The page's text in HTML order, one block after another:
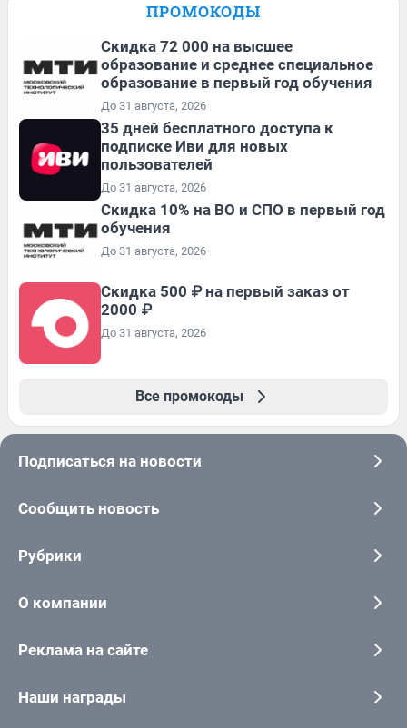
ПРОМОКОДЫ
Скидка 72 000 на высшее
образование и среднее специальное
образование в первый год обучения
До 31 августа, 2026
35 дней бесплатного доступа к
подписке Иви для новых
пользователей
До 31 августа, 2026
Скидка 10% на ВО и СПО в первый год
обучения
До 31 августа, 2026
Скидка 500 ₽ на первый заказ от
2000 ₽
До 31 августа, 2026
Все промокоды
Подписаться на новости
Сообщить новость
Рубрики
О компании
Реклама на сайте
Наши награды